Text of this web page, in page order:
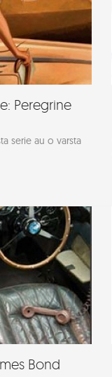
Peregrine
serie au o varsta
Bond